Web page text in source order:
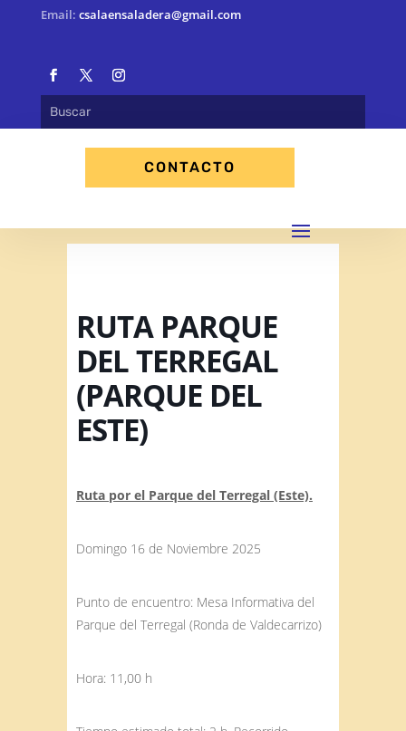
Email: csalaensaladera@gmail.com
CONTACTO
RUTA PARQUE
DEL TERREGAL
(PARQUE DEL
ESTE)
Ruta por el Parque del Terregal (Este).
Domingo 16 de Noviembre 2025
Punto de encuentro: Mesa Informativa del
Parque del Terregal (Ronda de Valdecarrizo)
Hora: 11,00 h